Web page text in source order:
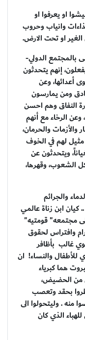
او يعرفوا او
وانياب وحروب
او تحت الارض.
بالمجتمع الدولي-
إنهم يتحدثون
أعدائها، وعن
ومن يمارسون
النفاق وهم احسن
الرخاء مع أنهم
والحرمان،
مثيل لهم في الخوف
ويتحدثون عن
الشعوب، وقهرها،
والجرائم
كيان ابن زناة عالمي
مجتمعه" قومتيه"
وافتراس لحقوق
غالب بأظافر
للأطفال والنساء! ان
هما كبرياء
من الحضيض،
بحقد وتعصب
منه . وليتحولوا الى
الذي كان